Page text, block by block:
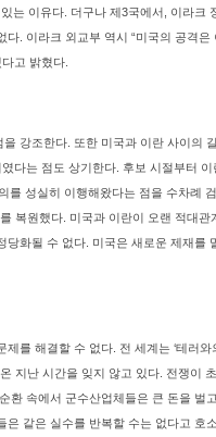
는 이유다. 더구나 제3국에서, 이라크
. 이라크 외교부 역시 “미국의 공격
고 밝혔다.
강조한다. 또한 미국과 이란 사이의
다는 점도 상기한다. 후보 시절부터
를 성실히 이행해왔다는 점을 수차례
복원했다. 미국과 이란이 오랜 적대
화될 수 없다. 미국은 새로운 제재를
를 해결할 수 없다. 전 세계는 ‘테러
지난 시간을 잊지 않고 있다. 전쟁이
환 속에서 군수산업체들은 큰 돈을 벌
같은 실수를 반복할 수는 없다고 호